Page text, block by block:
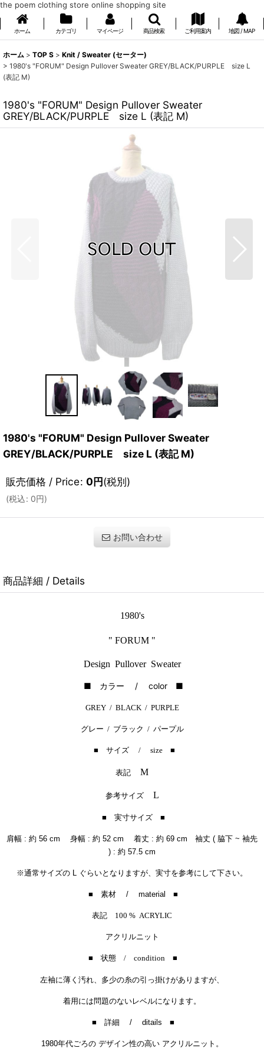
the poem clothing store online shopping site
ホーム カテゴリ マイページ 商品検索 ご利用案内 地図 / MAP
ホーム > TOP S > Knit / Sweater (セーター)
> 1980's "FORUM" Design Pullover Sweater GREY/BLACK/PURPLE size L
(表記 M)
1980's "FORUM" Design Pullover Sweater
GREY/BLACK/PURPLE size L (表記 M)
1980's "FORUM" Design Pullover Sweater
GREY/BLACK/PURPLE size L (表記 M)
販売価格 / Price: 0円(税別)
(税込: 0円)
お問い合わせ
商品詳細 / Details
1980's
" FORUM "
Design Pullover Sweater
■ カラー / color ■
GREY / BLACK / PURPLE
グレー / ブラック / パープル
■ サイズ / size ■
表記 M
参考サイズL
■ 実寸サイズ ■
肩幅 : 約 56 cm 身幅 : 約 52 cm 着丈 : 約 69 cm 袖丈 ( 脇下 ~ 袖先
) : 約 57.5 cm
※通常サイズの L ぐらいとなりますが、実寸を参考にして下さい。
■ 素材 / material ■
表記 100 % ACRYLIC
アクリルニット
■ 状態 / condition ■
左袖に薄く汚れ、多少の糸の引っ掛けがありますが、
着用には問題のないレベルになります。
■ 詳細 / ditails ■
1980年代ごろの デザイン性の高い アクリルニット。